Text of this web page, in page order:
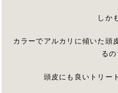
しか
カラーでアルカリに傾いた頭
るの
頭皮にも良いトリー